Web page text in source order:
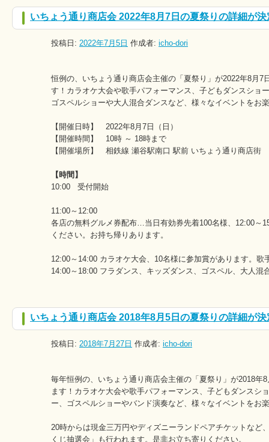
いちょう通り商店会 2022年8月7日の夏祭りの詳細が
投稿日: 2022年7月5日 作成者: icho-dori
恒例の、いちょう通り商店会主催の「夏祭り」が2022年8月7
す！カラオケ大会や歌手パフォーマンス、子どもダンスショ
ゴスペルショーや大人混合ダンスなど、様々なイベントをお
【開催日時】 2022年8月7日（日）
【開催時間】 10時 ～ 18時まで
【開催場所】 相鉄線 瀬谷駅南口 駅前 いちょう通り商店街
【時間】
10:00 受付開始
11:00～12:00
各店の無料グルメ券配布…当日有効券先着100名様、12:00～
ください。お持ち帰りあります。
12:00～14:00 カラオケ大会、10名様に参加賞があります。歌
14:00～18:00 フラダンス、キッズダンス、ゴスペル、大人混
いちょう通り商店会 2018年8月5日の夏祭りの詳細が
投稿日: 2018年7月27日 作成者: icho-dori
毎年恒例の、いちょう通り商店会主催の「夏祭り」が2018年
ます！カラオケ大会や歌手パフォーマンス、子どもダンスシ
ー、ゴスペルショーやバンド演奏など、様々なイベントをお
20時からは現金三万円やディズニーランドペアチケットなど
くじ抽選会」も行われます。是非お立ち寄りください。